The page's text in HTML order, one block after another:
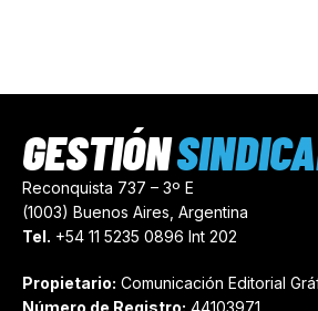
Reconquista 737 – 3º E
(1003) Buenos Aires, Argentina
Tel. +54 11 5235 0896 Int 202
Propietario: Comunicación Editorial
Número de Registro: 44103971
GESTIÓN